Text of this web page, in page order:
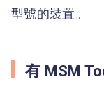
型號的裝置。
有 MSM